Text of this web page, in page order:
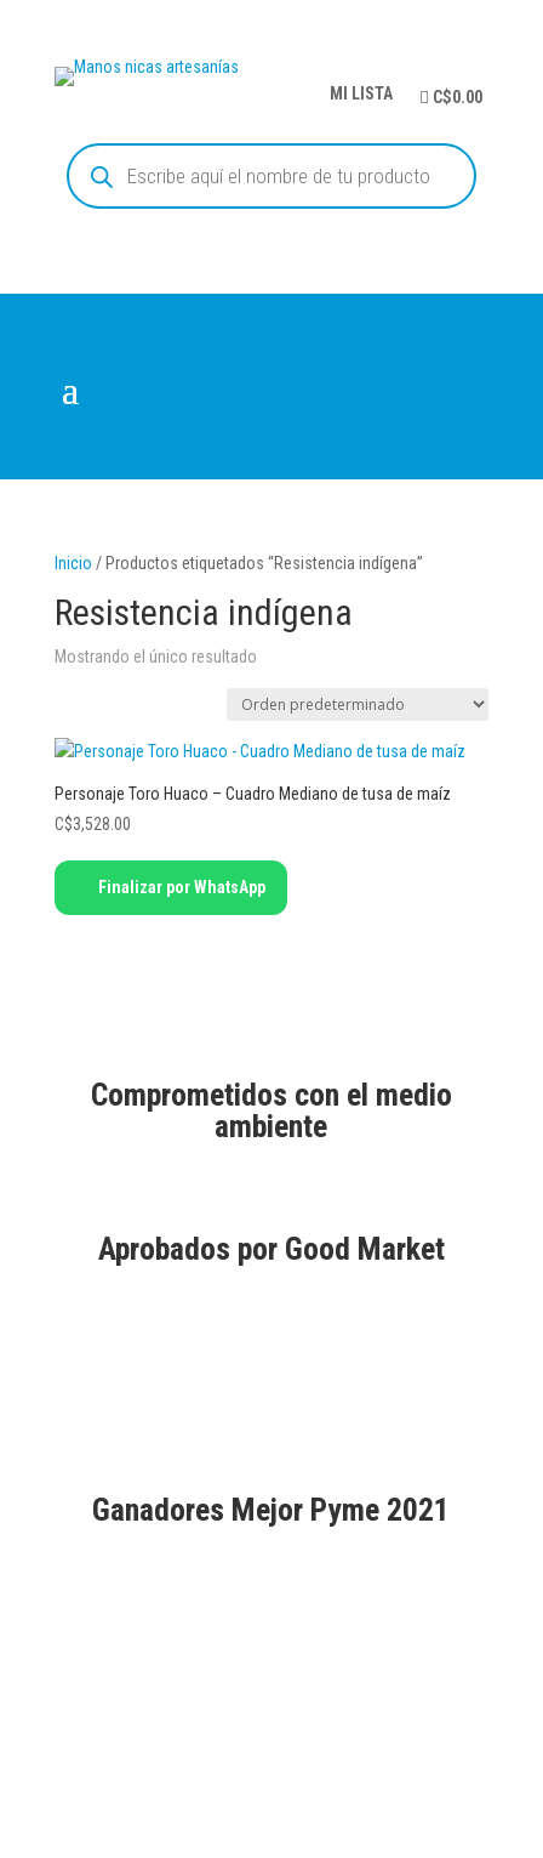
MI LISTA C$0.00
Búsqueda
de
productos
Inicio / Productos etiquetados “Resistencia indígena”
Resistencia indígena
Mostrando el único resultado
Personaje Toro Huaco – Cuadro Mediano de tusa de maíz
C$3,528.00
Finalizar por WhatsApp
Comprometidos con el medio
ambiente
Aprobados por Good Market
Ganadores Mejor Pyme 2021